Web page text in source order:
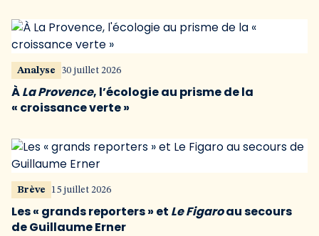
Analyse 30 juillet 2026
ÀLa Provence, l’écologie au prisme de la
« croissance verte »
Brève 15 juillet 2026
Les « grands reporters » et Le Figaroau secours
de Guillaume Erner